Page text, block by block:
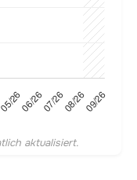
aktualisiert.